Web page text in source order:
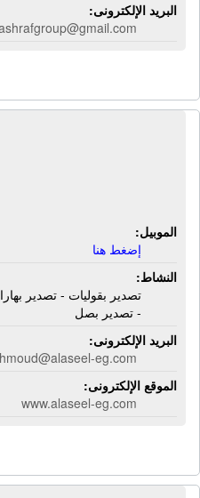
البريد الإلكترونى:
الموبيل:
إضغط هنا
النشاط:
تصدير بقوليات - تصدير
- تصدير بصل
البريد الإلكترونى:
eg.com
الموقع الإلكترونى:
www.alaseel-eg.com